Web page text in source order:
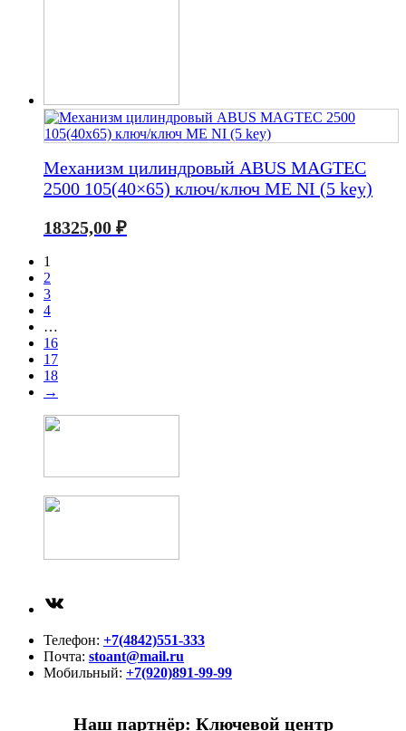
Механизм цилиндровый ABUS MAGTEC
2500 105(40×65) ключ/ключ ME NI (5 key)
18325,00 ₽
1
2
3
4
…
16
17
18
→
Телефон: +7(4842)551-333
Почта: stoant@mail.ru
Мобильный: +7(920)891-99-99
Наш партнёр: Ключевой центр